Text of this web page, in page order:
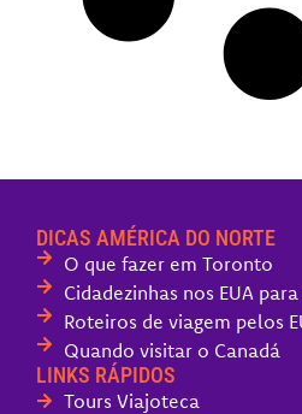
DICAS AMÉRICA DO NORTE
O que fazer em Toronto
Cidadezinhas nos EUA
Roteiros de viagem pelos
Quando visitar o Canadá
LINKS RÁPIDOS
Tours Viajoteca